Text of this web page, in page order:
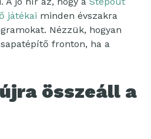
játékai minden évszakra
Nézzük, hogyan
fronton, ha a
összeáll a